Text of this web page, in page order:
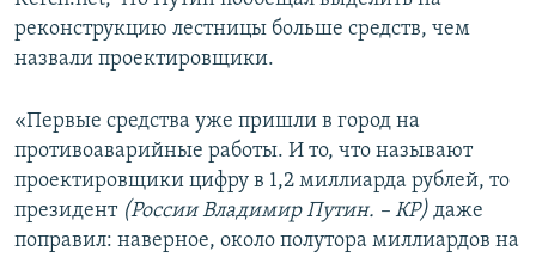
реконструкцию лестницы больше средств, чем
назвали проектировщики.
«Первые средства уже пришли в город на
противоаварийные работы. И то, что называют
проектировщики цифру в 1,2 миллиарда рублей, то
президент(России Владимир Путин. – КР) даже
поправил: наверное, около полутора миллиардов на